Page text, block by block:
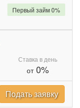
Ставка в день
от0%
Первый займ 0%
Подать заявку